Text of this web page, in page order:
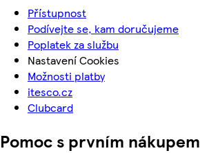
Přístupnost
Podívejte se, kam doručujeme
Poplatek za službu
Nastavení Cookies
Možnosti platby
itesco.cz
Clubcard
Pomoc s prvním nákupem